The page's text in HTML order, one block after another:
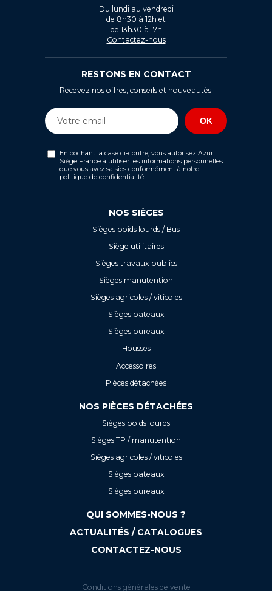
Du lundi au vendredi
de 8h30 à 12h et
de 13h30 à 17h
Contactez-nous
RESTONS EN CONTACT
Recevez nos offres, conseils et nouveautés.
En cochant la case ci-contre, vous autorisez Azur
Siège France à utiliser les informations personnelles
que vous avez saisies conformément à notre
politique de confidentialité
NOS SIÈGES
Sièges poids lourds / Bus
Siège utilitaires
Sièges travaux publics
Sièges manutention
Sièges agricoles / viticoles
Sièges bateaux
Sièges bureaux
Housses
Accessoires
Pièces détachées
NOS PIÈCES DÉTACHÉES
Sièges poids lourds
Sièges TP / manutention
Sièges agricoles / viticoles
Sièges bateaux
Sièges bureaux
QUI SOMMES-NOUS ?
ACTUALITÉS / CATALOGUES
CONTACTEZ-NOUS
Conditions générales de vente